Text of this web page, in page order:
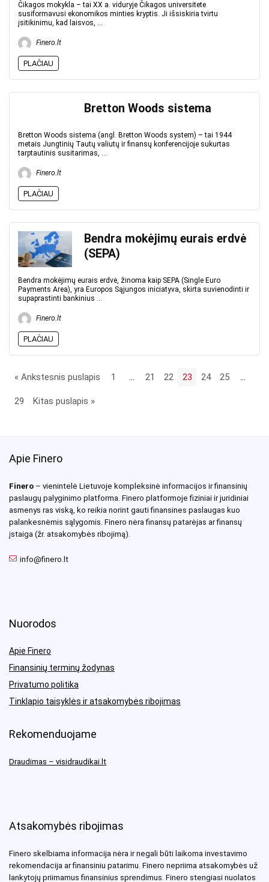
Čikagos mokykla – tai XX a. viduryje Čikagos universitete
susiformavusi ekonomikos minties kryptis. Ji išsiskiria tvirtu
įsitikinimu, kad laisvos, ...
Finero.lt
PLAČIAU
Bretton Woods sistema
Bretton Woods sistema (angl. Bretton Woods system) – tai 1944
metais Jungtinių Tautų valiutų ir finansų konferencijoje sukurtas
tarptautinis susitarimas, ...
Finero.lt
PLAČIAU
Bendra mokėjimų eurais erdvė
(SEPA)
Bendra mokėjimų eurais erdvė, žinoma kaip SEPA (Single Euro
Payments Area), yra Europos Sąjungos iniciatyva, skirta suvienodinti ir
supaprastinti bankinius ...
Finero.lt
PLAČIAU
« Ankstesnis puslapis 1 21 22 23 24 25
29 Kitas puslapis »
Apie Finero
Finero – vienintelė Lietuvoje kompleksinė informacijos ir finansinių
paslaugų palyginimo platforma. Finero platformoje fiziniai ir juridiniai
asmenys ras viską, ko reikia norint gauti finansines paslaugas kuo
palankesnėmis sąlygomis. Finero nėra finansų patarėjas ar finansų
įstaiga (žr. atsakomybės ribojimą).
info@finero.lt
Nuorodos
Apie Finero
Finansinių terminų žodynas
Privatumo politika
Tinklapio taisyklės ir atsakomybės ribojimas
Rekomenduojame
Draudimas – visidraudikai.lt
Atsakomybės ribojimas
Finero skelbiama informacija nėra ir negali būti laikoma investavimo
rekomendacija ar finansiniu patarimu. Finero nepriima atsakomybės už
lankytojų priimamus finansinius sprendimus. Finero stengiasi nuolatos